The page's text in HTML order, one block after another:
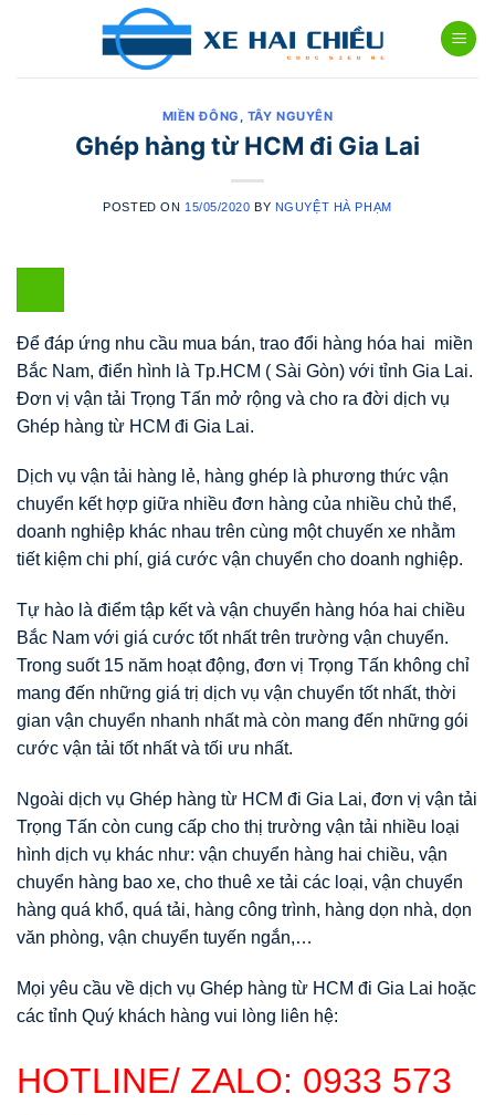
MIỀN ĐÔNG , TÂY NGUYÊN
Ghép hàng từ HCM đi Gia Lai
POSTED ON 15/05/2020 BY NGUYỆT HÀ PHẠM
Để đáp ứng nhu cầu mua bán, trao đổi hàng hóa hai miền
Bắc Nam, điển hình là Tp.HCM ( Sài Gòn) với tỉnh Gia Lai.
Đơn vị vận tải Trọng Tấn mở rộng và cho ra đời dịch vụ
Ghép hàng từ HCM đi Gia Lai.
Dịch vụ vận tải hàng lẻ, hàng ghép là phương thức vận
chuyển kết hợp giữa nhiều đơn hàng của nhiều chủ thể,
doanh nghiệp khác nhau trên cùng một chuyến xe nhằm
tiết kiệm chi phí, giá cước vận chuyển cho doanh nghiệp.
Tự hào là điểm tập kết và vận chuyển hàng hóa hai chiều
Bắc Nam với giá cước tốt nhất trên trường vận chuyển.
Trong suốt 15 năm hoạt động, đơn vị Trọng Tấn không chỉ
mang đến những giá trị dịch vụ vận chuyển tốt nhất, thời
gian vận chuyển nhanh nhất mà còn mang đến những gói
cước vận tải tốt nhất và tối ưu nhất.
Ngoài dịch vụ Ghép hàng từ HCM đi Gia Lai, đơn vị vận tải
Trọng Tấn còn cung cấp cho thị trường vận tải nhiều loại
hình dịch vụ khác như: vận chuyển hàng hai chiều, vận
chuyển hàng bao xe, cho thuê xe tải các loại, vận chuyển
hàng quá khổ, quá tải, hàng công trình, hàng dọn nhà, dọn
văn phòng, vận chuyển tuyến ngắn,…
Mọi yêu cầu về dịch vụ Ghép hàng từ HCM đi Gia Lai hoặc
các tỉnh Quý khách hàng vui lòng liên hệ:
HOTLINE/ ZALO: 0933 573